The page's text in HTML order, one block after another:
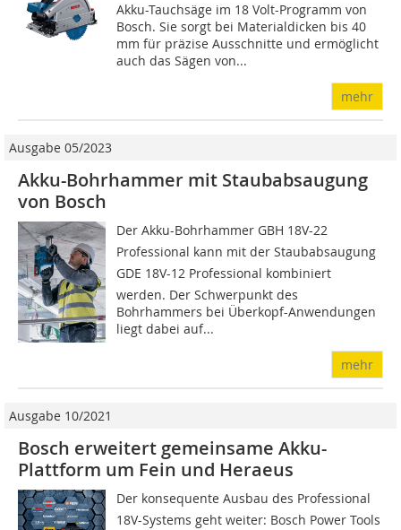
Akku-Tauchsäge im 18 Volt-Programm von
Bosch. Sie sorgt bei Materialdicken bis 40
mm für präzise Ausschnitte und ermöglicht
auch das Sägen von...
mehr
Ausgabe 05/2023
Akku-Bohrhammer mit Staubabsaugung
von Bosch
Der Akku-Bohrhammer GBH 18V-22
Professional kann mit der Staubabsaugung
GDE 18V-12 Professional kombiniert
werden. Der Schwerpunkt des
Bohrhammers bei Überkopf-Anwendungen
liegt dabei auf...
mehr
Ausgabe 10/2021
Bosch erweitert gemeinsame Akku-
Plattform um Fein und Heraeus
Der konsequente Ausbau des Professional
18V-Systems geht weiter: Bosch Power Tools